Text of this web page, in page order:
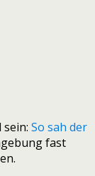
So sah der
fast